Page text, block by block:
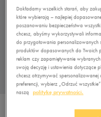
NIKE T-SHIRT SS M
Dokładamy wszelkich starań, aby
które wybierają – najlepiej
poszanowaniu bezpieczeństwa
chcesz, abyśmy wykorzystywali
do przygotowania personalizowanych
produktów dopasowanych do Twoich
reklam czy zapamiętywanie
swoją decyzję i ustawienia dotyczące
chcesz otrzymywać
preferencji, wybierz „Odrzuć
naszą
politykę prywatności.